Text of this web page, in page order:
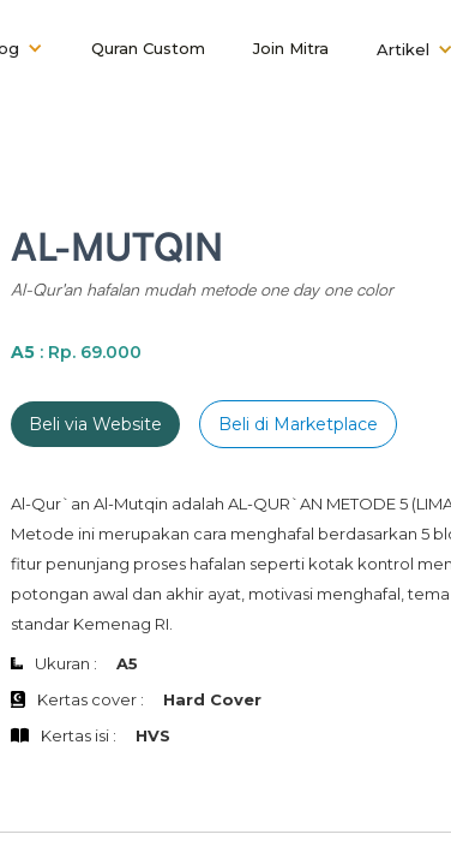
Quran Custom Join Mitra Artikel
AL-MUTQIN
Al-Qur'an hafalan mudah metode one day one color
A5 : Rp. 69.000
Beli via Website Beli di Marketplace
Al-Qur`an Al-Mutqin adalah AL-QUR`AN METODE 5
Metode ini merupakan cara menghafal berdasarkan 5
fitur penunjang proses hafalan seperti kotak kontrol
potongan awal dan akhir ayat, motivasi menghafal,
standar Kemenag RI.
Ukuran :
A5
Kertas cover :
Hard Cover
Kertas isi :
HVS